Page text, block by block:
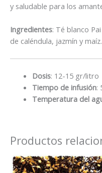
y saludable para los
Ingredientes: Té blanco
de caléndula, jazmín y maíz.
Dosis: 12-15 gr/litro
Tiempo de infusión:
Temperatura del
Productos